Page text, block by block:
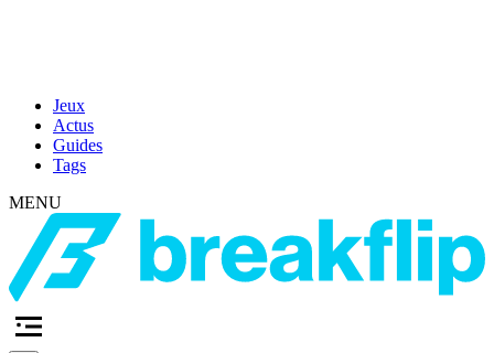
Jeux
Actus
Guides
Tags
MENU